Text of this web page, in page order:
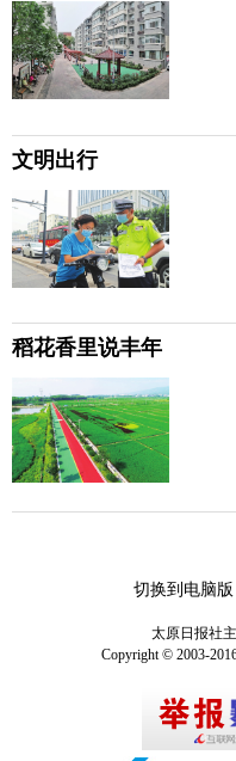
文明出行
稻花香里说丰年
切换到电脑版
太原日报社
Copyright © 2003-